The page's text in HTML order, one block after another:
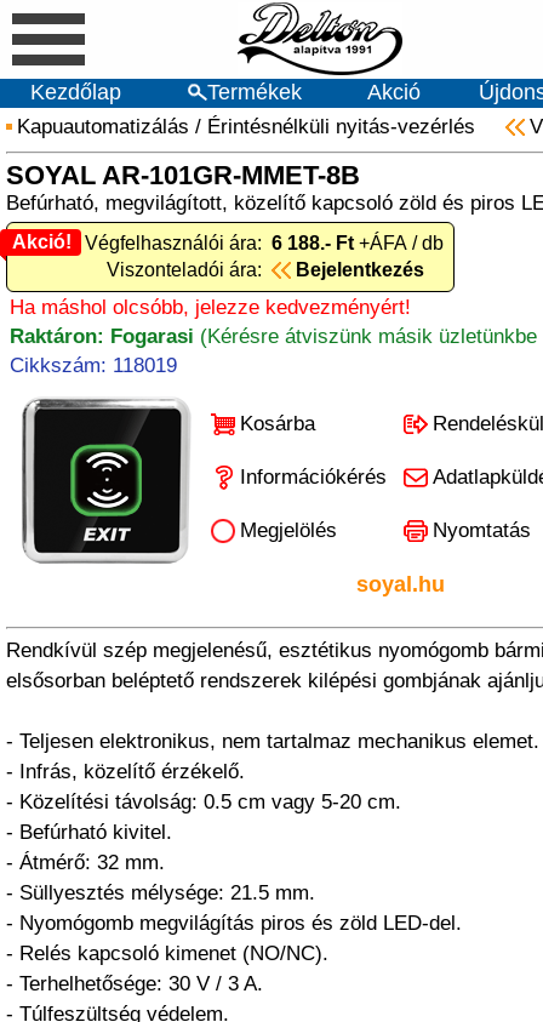
Kezdőlap Termékek Akció
Kapuautomatizálás / Érintésnélküli nyitás-vezérlés
SOYAL AR-101GR-MMET-8B
Befúrható, megvilágított, közelítő kapcsoló zöld és piros
Akció!
Akció! Végfelhasználói ára: 6 188.- Ft +ÁFA / db
Viszonteladói ára:
Bejelentkezés
Ha máshol olcsóbb, jelezze kedvezményért!
Raktáron: Fogarasi (Kérésre átviszünk másik üzletünkbe
Cikkszám: 118019
Kosárba
Információkérés
Megjelölés Nyomtatás
soyal.hu
Rendkívül szép megjelenésű, esztétikus nyomógomb
elsősorban beléptető rendszerek kilépési gombjának
- Teljesen elektronikus, nem tartalmaz mechanikus elemet.
- Infrás, közelítő érzékelő.
- Közelítési távolság: 0.5 cm vagy 5-20 cm.
- Befúrható kivitel.
- Átmérő: 32 mm.
- Süllyesztés mélysége: 21.5 mm.
- Nyomógomb megvilágítás piros és zöld LED-del.
- Relés kapcsoló kimenet (NO/NC).
- Terhelhetősége: 30 V / 3 A.
- Túlfeszültség védelem.